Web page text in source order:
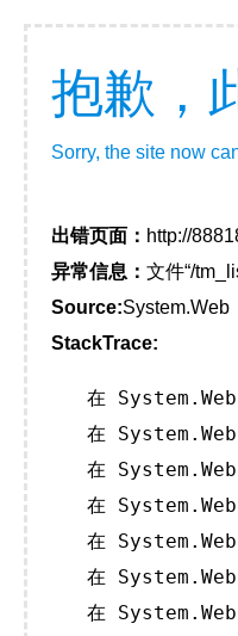
抱歉，
Sorry, the site now
出错页面： http://
异常信息： 文件“/
Source:System.Web
StackTrace:
在
在
在
在
在
在
在